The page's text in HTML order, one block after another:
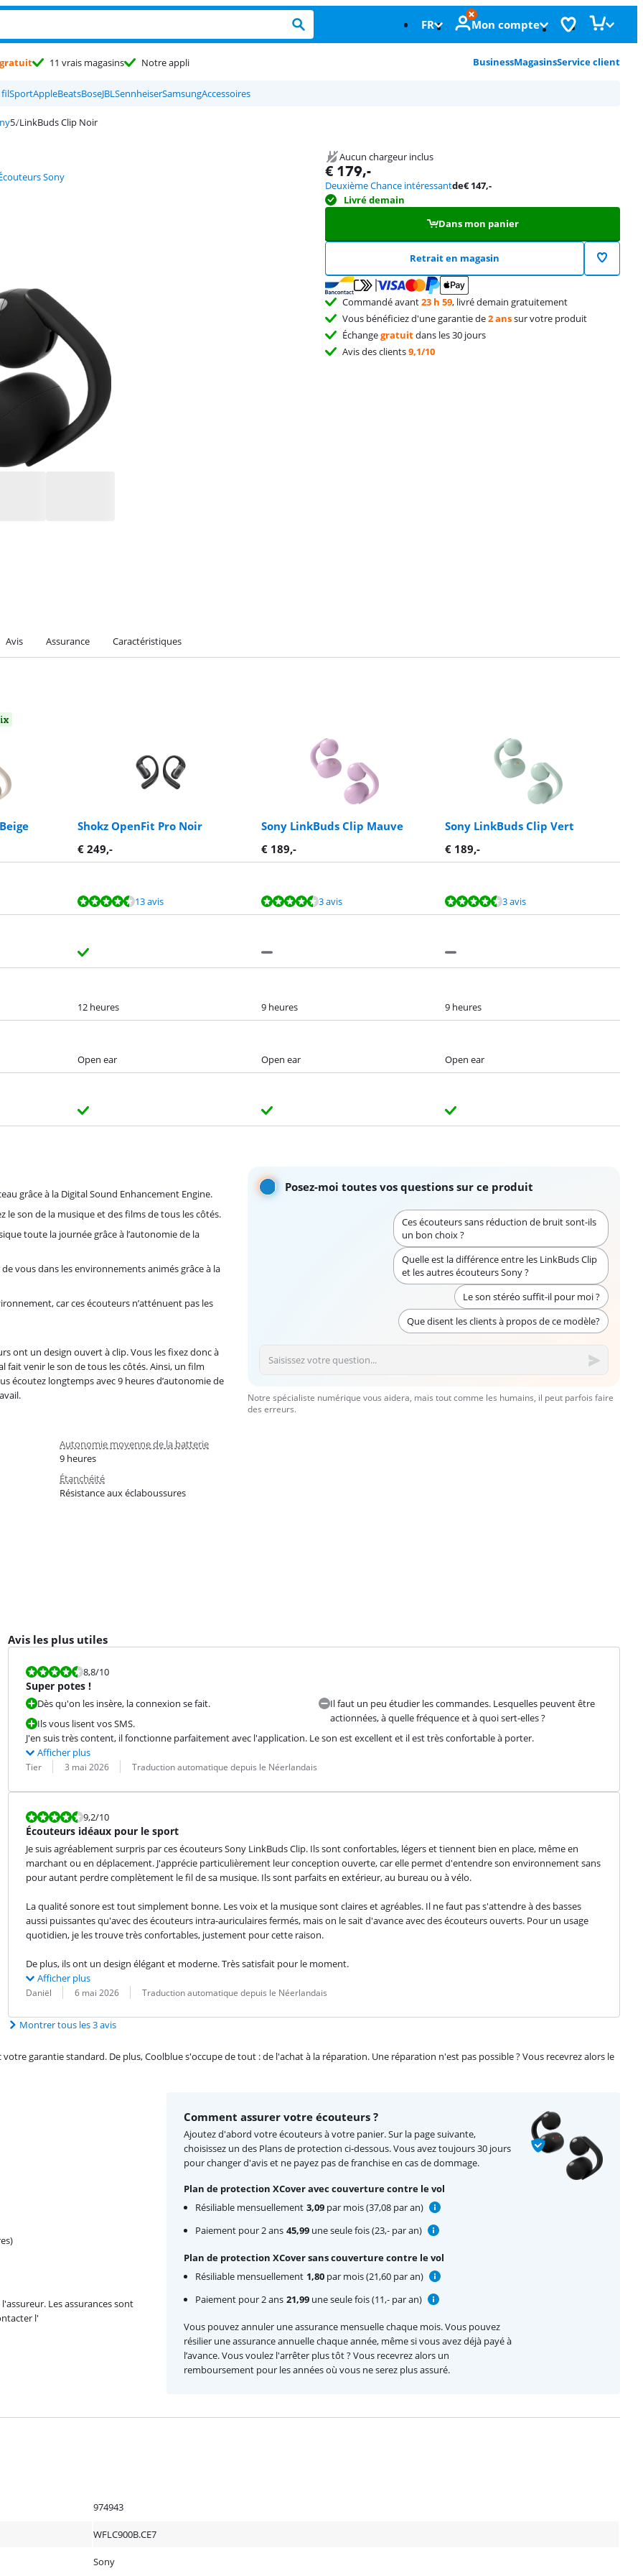
FR Mon compte
gratuit 11 vrais magasins Notre appli BusinessMagasinsService client
filSportAppleBeatsBoseJBLSennheiserSamsungAccessoires
LinkBuds Clip Noir
Sony
Aucun chargeur inclus
€ 179,-
Deuxième Chance intéressantde€147,-
Livré demain
Dans mon panier
Retrait en magasin
Commandé avant23 h 59, livré demain gratuitement
Vous bénéficiez d'une garantie de2 anssur votre produit
Échangegratuitdans les 30 jours
Avis des clients9,1/10
Avis Assurance Caractéristiques
Shokz OpenFit Pro Noir Sony LinkBuds Clip Mauve
Sony LinkBuds Clip Vert
€ 249,- € 189,- € 189,-
13 avis 3 avis 3 avis
12 heures 9 heures 9 heures
Open ear Open ear Open ear
Posez-moi toutes vos questions sur ce produit
Ces écouteurs sans réduction de bruit sont-ils
un bon choix ?
Quelle est la différence entre les LinkBuds Clip
et les autres écouteurs Sony ?
Le son stéréo suffit-il pour moi ?
Que disent les clients à propos de ce modèle?
Notre spécialiste numérique vous aidera, mais tout comme les humains, il peut parfois faire
des erreurs.
grâce à la Digital Sound Enhancement Engine.
le son de la musique et des films de tous les côtés.
toute la journée grâce à l’autonomie de la
vous dans les environnements animés grâce à la
car ces écouteurs n’atténuent pas les
ont un design ouvert à clip. Vous les fixez donc à
fait venir le son de tous les côtés. Ainsi, un film
écoutez longtemps avec 9 heures d’autonomie de
Autonomie moyenne de la batterie
9 heures
Étanchéité
Résistance aux éclaboussures
Avis les plus utiles
La note est 8,8 sur 10.
8,8/10
Super potes !
Dès qu'on les insère, la connexion se fait.
Ils vous lisent vos SMS.
Il faut un peu étudier les commandes. Lesquelles peuvent être
actionnées, à quelle fréquence et à quoi sert-elles ?
J'en suis très content, il fonctionne parfaitement avec l'application. Le son est excellent et il est très confortable à porter.
Afficher plus
Évaluation par :
Tier
Date : 3 mai 2026
Traduction : Traduction automatique depuis le Néerlandais
La note est 9,2 sur 10.
9,2/10
Écouteurs idéaux pour le sport
Je suis agréablement surpris par ces écouteurs Sony LinkBuds Clip. Ils sont confortables, légers et tiennent bien en place, même en
marchant ou en déplacement. J'apprécie particulièrement leur conception ouverte, car elle permet d'entendre son environnement sans
pour autant perdre complètement le fil de sa musique. Ils sont parfaits en extérieur, au bureau ou à vélo.
La qualité sonore est tout simplement bonne. Les voix et la musique sont claires et agréables. Il ne faut pas s'attendre à des basses
aussi puissantes qu'avec des écouteurs intra-auriculaires fermés, mais on le sait d'avance avec des écouteurs ouverts. Pour un usage
quotidien, je les trouve très confortables, justement pour cette raison.
De plus, ils ont un design élégant et moderne. Très satisfait pour le moment.
Afficher plus
Évaluation par :
Daniël
Date : 6 mai 2026
Traduction : Traduction automatique depuis le Néerlandais
Montrer tous les 3 avis
garantie standard. De plus, Coolblue s'occupe de tout : de l'achat à la réparation. Une réparation n'est pas possible ? Vous recevrez alors le
Les assurances sont
l'
Comment assurer votre écouteurs ?
Ajoutez d'abord votre écouteurs à votre panier. Sur la page suivante,
choisissez un des Plans de protection ci-dessous. Vous avez toujours 30 jours
pour changer d'avis et ne payez pas de franchise en cas de dommage.
Plan de protection XCover avec couverture contre le vol
Résiliable mensuellement 3,09par mois (37,08 par an)
Paiement pour 2 ans 45,99une seule fois (23,- par an)
Plan de protection XCover sans couverture contre le vol
Résiliable mensuellement 1,80par mois (21,60 par an)
Paiement pour 2 ans 21,99une seule fois (11,- par an)
Vous pouvez annuler une assurance mensuelle chaque mois. Vous pouvez
résilier une assurance annuelle chaque année, même si vous avez déjà payé à
l’avance. Vous voulez l'arrêter plus tôt ? Vous recevrez alors un
remboursement pour les années où vous ne serez plus assuré.
974943
WFLC900B.CE7
Sony